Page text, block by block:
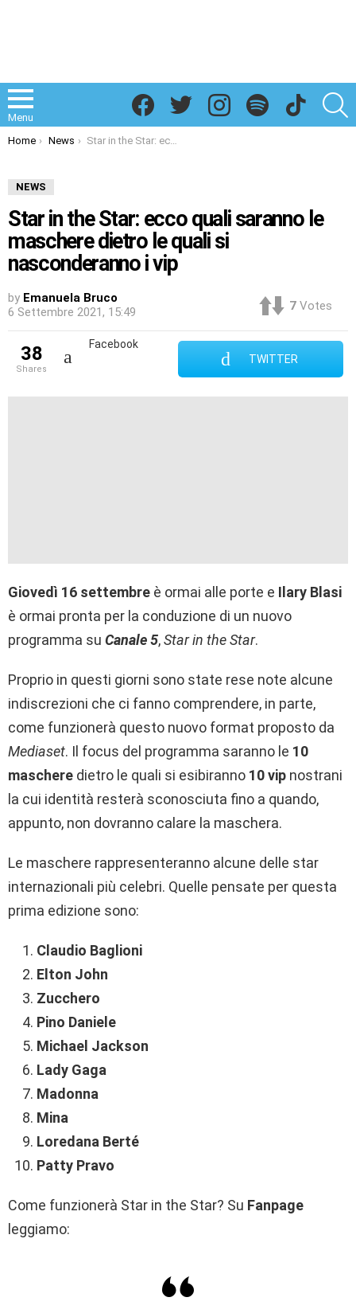
Menu
Facebook
Twitter
Instagram
Spotify
TikTok
You are here:
Home News Star in the Star: ecco quali saranno le maschere dietro le quali si nasconderanno i vip
NEWS
Star in the Star: ecco quali saranno le
maschere dietro le quali si
nasconderanno i vip
by Emanuela Bruco
6 Settembre 2021, 15:49
7 Votes
38
shares
Facebook
TWITTER
Giovedì 16 settembre è ormai alle porte e Ilary Blasi
è ormai pronta per la conduzione di un nuovo
programma su Canale 5,Star in the Star.
Proprio in questi giorni sono state rese note alcune
indiscrezioni che ci fanno comprendere, in parte,
come funzionerà questo nuovo format proposto da
Mediaset. Il focus del programma saranno le 10
maschere dietro le quali si esibiranno 10 vip nostrani
la cui identità resterà sconosciuta fino a quando,
appunto, non dovranno calare la maschera.
Le maschere rappresenteranno alcune delle star
internazionali più celebri. Quelle pensate per questa
prima edizione sono:
Claudio Baglioni
Elton John
Zucchero
Pino Daniele
Michael Jackson
Lady Gaga
Madonna
Mina
Loredana Berté
Patty Pravo
Come funzionerà Star in the Star? Su Fanpage
leggiamo: